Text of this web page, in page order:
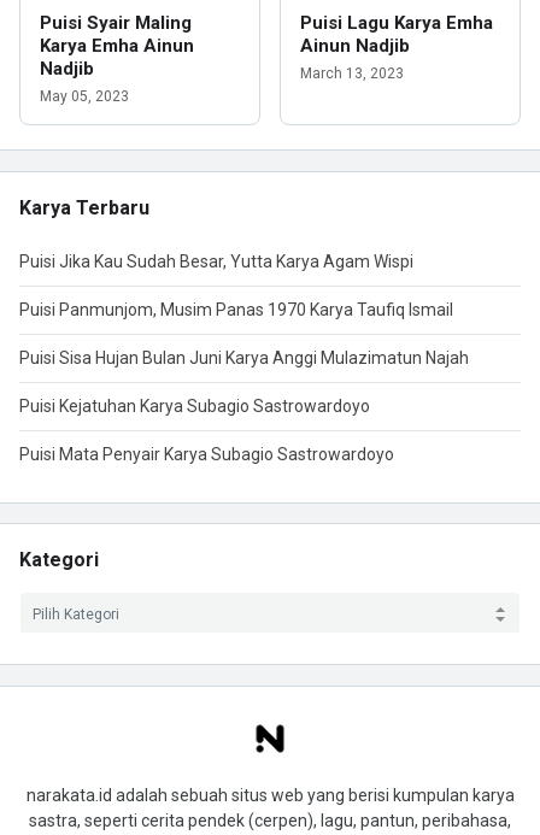
Puisi Syair Maling
Karya Emha Ainun
Nadjib
May 05, 2023
Puisi Lagu Karya Emha
Ainun Nadjib
March 13, 2023
Karya Terbaru
Puisi Jika Kau Sudah Besar, Yutta Karya Agam Wispi
Puisi Panmunjom, Musim Panas 1970 Karya Taufiq Ismail
Puisi Sisa Hujan Bulan Juni Karya Anggi Mulazimatun Najah
Puisi Kejatuhan Karya Subagio Sastrowardoyo
Puisi Mata Penyair Karya Subagio Sastrowardoyo
Kategori
narakata.id adalah sebuah situs web yang berisi kumpulan karya
sastra, seperti cerita pendek (cerpen), lagu, pantun, peribahasa,